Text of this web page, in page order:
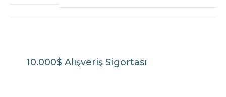
10.000$ Alışveriş Sigortası